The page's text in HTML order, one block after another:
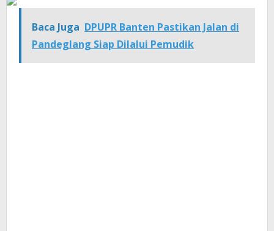
Baca Juga DPUPR Banten Pastikan Jalan di
Pandeglang Siap Dilalui Pemudik